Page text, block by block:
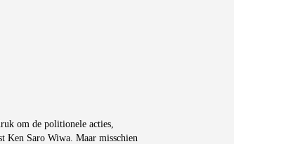
om de politionele acties,
Ken Saro Wiwa. Maar misschien